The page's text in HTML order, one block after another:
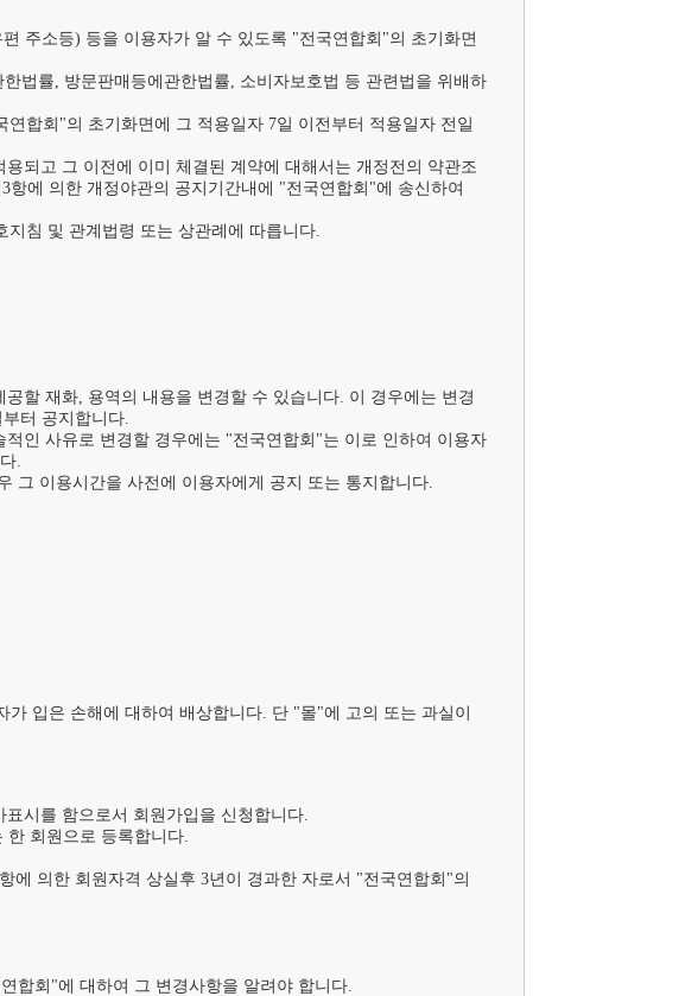
주소등) 등을 이용자가 알 수 있도록 "전국연합회"의 초기화면
법률, 방문판매등에관한법률, 소비자보호법 등 관련법을 위배하
합회"의 초기화면에 그 적용일자 7일 이전부터 적용일자 전일
되고 그 이전에 이미 체결된 계약에 대해서는 개정전의 약관조
에 의한 개정야관의 공지기간내에 "전국연합회"에 송신하여
침 및 관계법령 또는 상관례에 따릅니다.
할 재화, 용역의 내용을 변경할 수 있습니다. 이 경우에는 변경
터 공지합니다.
인 사유로 변경할 경우에는 "전국연합회"는 이로 인하여 이용자
.
그 이용시간을 사전에 이용자에게 공지 또는 통지합니다.
입은 손해에 대하여 배상합니다. 단 "몰"에 고의 또는 과실이
시를 함으로서 회원가입을 신청합니다.
회원으로 등록합니다.
에 의한 회원자격 상실후 3년이 경과한 자로서 "전국연합회"의
합회"에 대하여 그 변경사항을 알려야 합니다.